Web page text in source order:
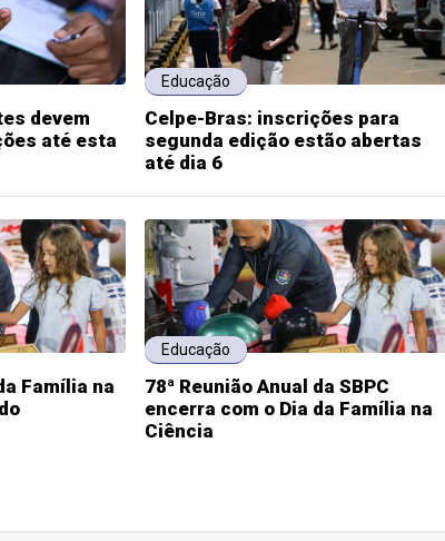
devem
até esta
Educação
Celpe-Bras: inscrições para
segunda edição estão abertas
até dia 6
Família na
Educação
78ª Reunião Anual da SBPC
encerra com o Dia da Família na
Ciência